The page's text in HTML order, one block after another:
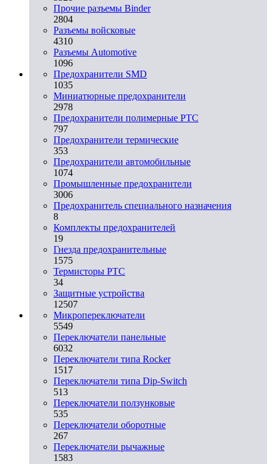
Прочие разъемы Binder
2804
Разъемы войсковые
4310
Разъeмы Automotive
1096
Предохранители SMD
1035
Миниатюрные предохранители
2978
Предохранители полимерные PTC
797
Предохранители термические
353
Предохранители автомобильные
1074
Промышленные предохранители
3006
Предохранитель специального назначения
8
Комплекты предохранителей
19
Гнезда предохранительные
1575
Термисторы PTC
34
Защитные устройства
12507
Микропереключатели
5549
Переключатели панельные
6032
Переключатели типа Rocker
1517
Переключатели типа Dip-Switch
513
Переключатели ползунковые
535
Переключатели оборотные
267
Переключатели рычажные
1583